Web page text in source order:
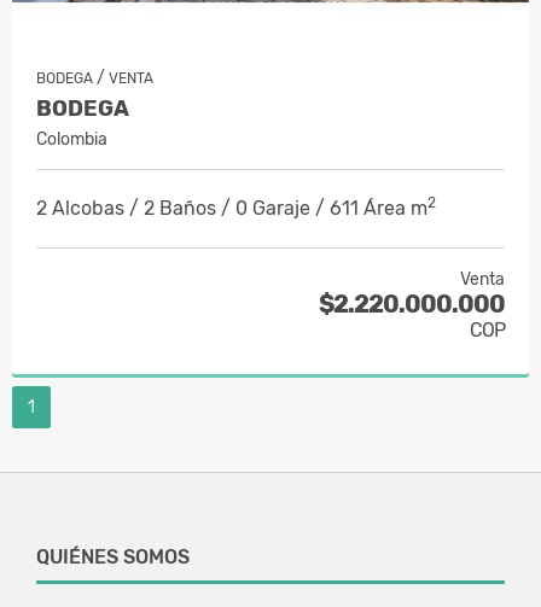
BODEGA / VENTA
BODEGA
Colombia
2 Alcobas / 2 Baños / 0 Garaje / 611 Área m2
Venta
$2.220.000.000
COP
1
QUIÉNES SOMOS